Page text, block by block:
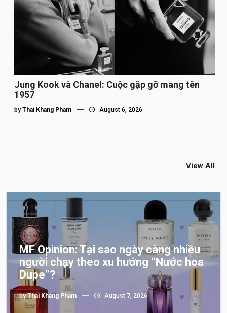
Jung Kook và Chanel: Cuộc gặp gỡ mang tên
1957
by Thai Khang Pham August 6, 2026
View All
MF Opinion: Tại sao ngày càng nhiều
người chạy theo xu hướng “Nước hoa
Dupe”?
byThai Khang Pham August 7, 2026